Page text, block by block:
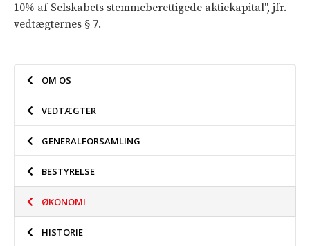
10% af Selskabets stemmeberettigede aktiekapital", jfr.
vedtægternes § 7.
OM OS
VEDTÆGTER
GENERALFORSAMLING
BESTYRELSE
ØKONOMI
HISTORIE